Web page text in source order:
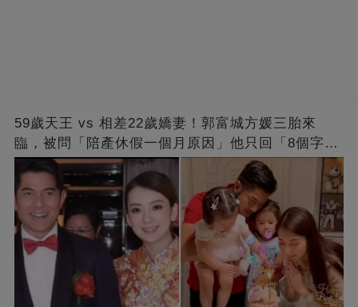
59歲天王 vs 相差22歲嬌妻！郭富城方媛三胎來
臨，被問「陪產休假一個月原因」他只回「8個字」
被贊爆